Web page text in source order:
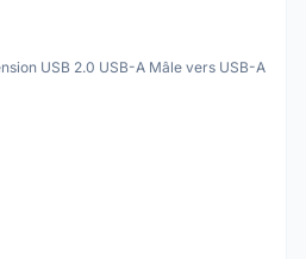
USB 2.0 USB-A Mâle vers USB-A